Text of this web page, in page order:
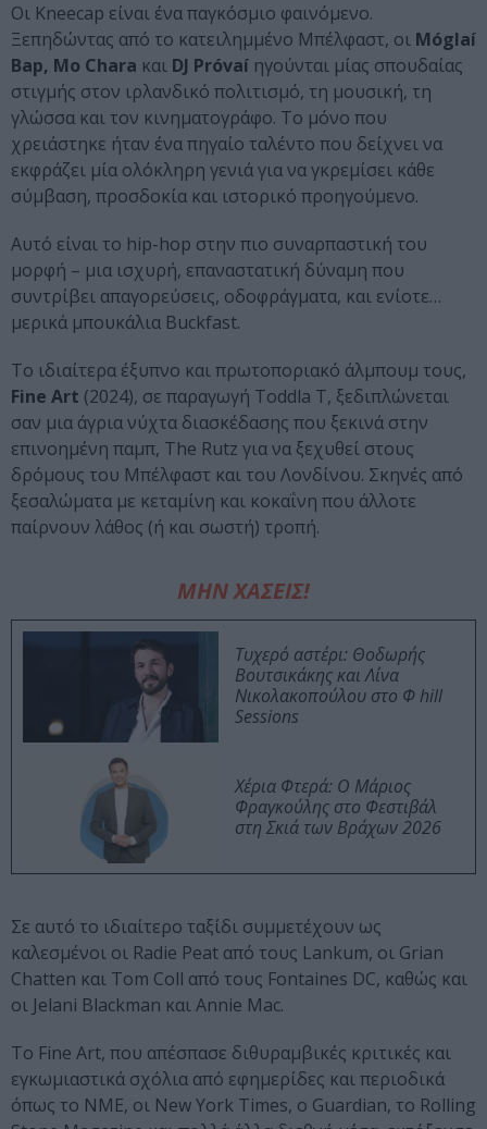
Οι Kneecap είναι ένα παγκόσμιο φαινόμενο.
Ξεπηδώντας από το κατειλημμένο Μπέλφαστ, οι Móglaí
Bap, Mo Chara και DJ Próvaí ηγούνται μίας σπουδαίας
στιγμής στον ιρλανδικό πολιτισμό, τη μουσική, τη
γλώσσα και τον κινηματογράφο. Το μόνο που
χρειάστηκε ήταν ένα πηγαίο ταλέντο που δείχνει να
εκφράζει μία ολόκληρη γενιά για να γκρεμίσει κάθε
σύμβαση, προσδοκία και ιστορικό προηγούμενο.
Αυτό είναι το hip-hop στην πιο συναρπαστική του
μορφή – μια ισχυρή, επαναστατική δύναμη που
συντρίβει απαγορεύσεις, οδοφράγματα, και ενίοτε…
μερικά μπουκάλια Buckfast.
Το ιδιαίτερα έξυπνο και πρωτοποριακό άλμπουμ τους,
Fine Art (2024), σε παραγωγή Toddla T, ξεδιπλώνεται
σαν μια άγρια νύχτα διασκέδασης που ξεκινά στην
επινοημένη παμπ, The Rutz για να ξεχυθεί στους
δρόμους του Μπέλφαστ και του Λονδίνου. Σκηνές από
ξεσαλώματα με κεταμίνη και κοκαΐνη που άλλοτε
παίρνουν λάθος (ή και σωστή) τροπή.
ΜΗΝ ΧΑΣΕΙΣ!
Τυχερό αστέρι: Θοδωρής
Βουτσικάκης και Λίνα
Νικολακοπούλου στο Φ hill
Sessions
Χέρια Φτερά: Ο Μάριος
Φραγκούλης στο Φεστιβάλ
στη Σκιά των Βράχων 2026
Σε αυτό το ιδιαίτερο ταξίδι συμμετέχουν ως
καλεσμένοι οι Radie Peat από τους Lankum, οι Grian
Chatten και Tom Coll από τους Fontaines DC, καθώς και
οι Jelani Blackman και Annie Mac.
Το Fine Art, που απέσπασε διθυραμβικές κριτικές και
εγκωμιαστικά σχόλια από εφημερίδες και περιοδικά
όπως το NME, οι New York Times, ο Guardian, το Rolling